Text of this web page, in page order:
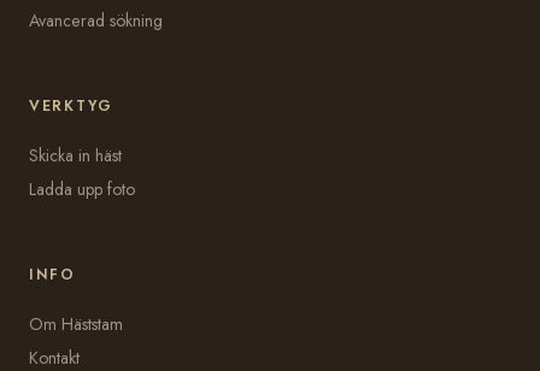
Avancerad sökning
VERKTYG
Skicka in häst
Ladda upp foto
INFO
Om Häststam
Kontakt